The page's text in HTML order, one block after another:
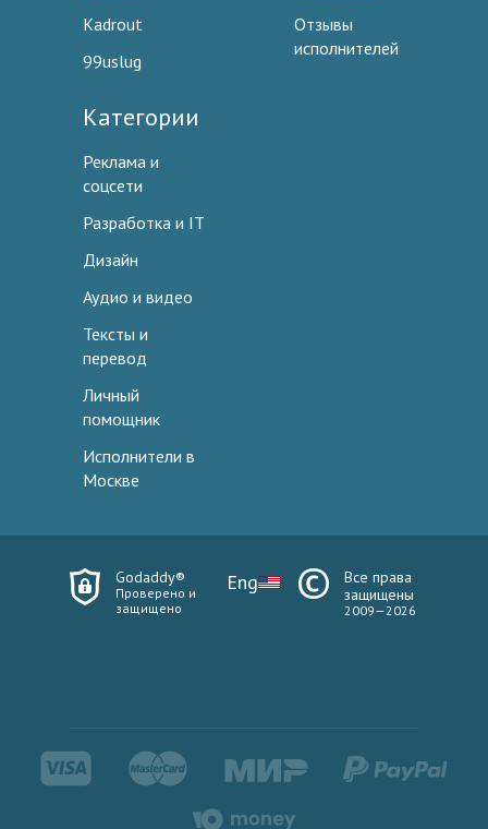
Kadrout
99uslug
Отзывы
исполнителей
Категории
Реклама и
соцсети
Разработка и IT
Дизайн
Аудио и видео
Тексты и
перевод
Личный
помощник
Исполнители в
Москве
Godaddy®
Проверено и
защищено
Eng
Все права
защищены
2009—2026